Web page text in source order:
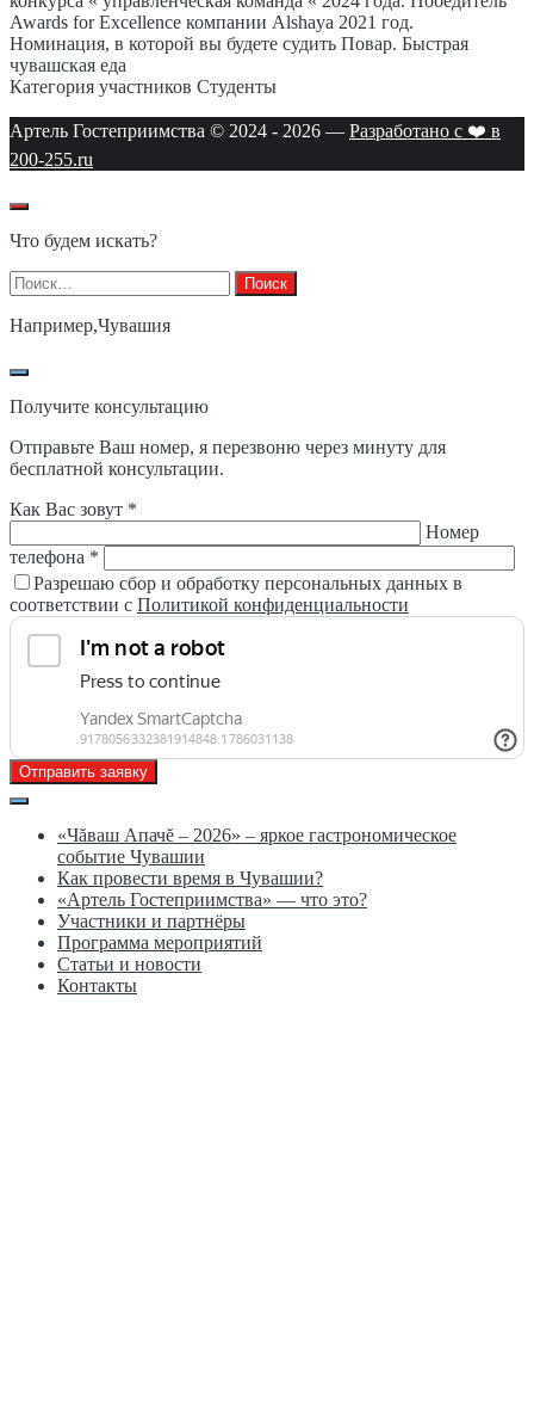
Awards for Excellence компании Alshaya 2021 год.
Номинация, в которой вы будете судить Повар. Быстрая
чувашская еда
Категория участников Студенты
Артель Гостеприимства © 2024 - 2026 — Разработано с ❤️ в
200-255.ru
Что будем искать?
Найти:
Например,Чувашия
Получите консультацию
Отправьте Ваш номер, я перезвоню через минуту для
бесплатной консультации.
Как Вас зовут *
Номер
телефона *
Разрешаю сбор и обработку персональных данных в
соответствии с Политикой конфиденциальности
Отправить заявку
«Чăваш Апачĕ – 2026» – яркое гастрономическое
событие Чувашии
Как провести время в Чувашии?
«Артель Гостеприимства» — что это?
Участники и партнёры
Программа мероприятий
Статьи и новости
Контакты